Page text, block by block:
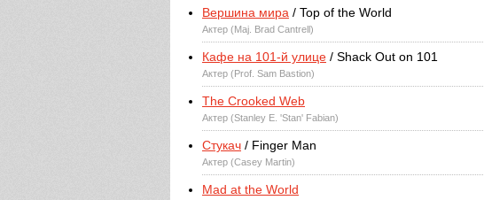
Вершина мира / Top of the World
Актер (Maj. Brad Cantrell)
Кафе на 101-й улице / Shack Out on 101
Актер (Prof. Sam Bastion)
The Crooked Web
Актер (Stanley E. 'Stan' Fabian)
Стукач / Finger Man
Актер (Casey Martin)
Mad at the World